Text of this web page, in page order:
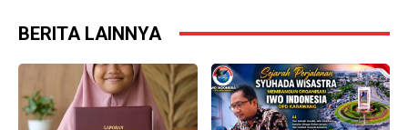
BERITA LAINNYA